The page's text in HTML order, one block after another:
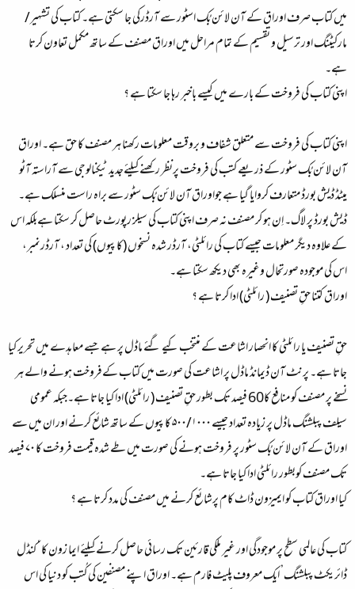
میں کتاب صرف اوراق کے آن لائن بُک اسٹور سے آرڈرکی جا سکتی ہے۔ کتاب کی تشہیر/
مارکیٹنگ اور ترسیل و تقسیم کے تمام مراحل میں اوراق مصنف کے ساتھ مکمل تعاون کرتا
ہے۔
اپنی کتاب کی فروخت کے بارے میں کیسے باخبر رہا جا سکتا ہے ؟
اپنی کتاب کی فروخت سے متعلق شفاف و بروقت معلومات رکھنا ہر مصنف کا حق ہے۔ اوراق
آن لائن بُک سٹور کے ذریعے کتب کی فروخت پرنظر رکھنے کیلئےجدید ٹیکنالوجی سے آراستہ آٹو
میٹڈ ڈیش بورڈ متعارف کروایا گیا ہے جواوراق آن لائن بُک سٹور سے براہ راست منسلک ہے۔
ڈیش بورڈ پر لاگ۔ اِن ہو کر مصنف نہ صرف اپنی کتاب کی سیلز رپورٹ حاصل کر سکتا ہےبلکہ اس
کے علاوہ دیگر معلومات جیسے کتاب کی رائلٹی، آرڈر شدہ نسخوں (کاپیوں) کی تعداد ، آرڈرنمبر،
اس کی موجودہ صورتحال وغیرہ بھی دیکھ سکتا ہے۔
اوراق کتنا حقِ تصنیف ( رائلٹی) ادا کرتا ہے ؟
حقِ تصنیف یا رائلٹی کا انحصار اشاعت کے منتخب کیے گئے ماڈل پر ہے جسے معاہدے میں تحریر کیا
جاتا ہے۔ پرنٹ آن ڈیمانڈ ماڈل پر اشاعت کی صورت میں کتاب کےفروخت ہونے والے ہر
نسخے پر مصنف کو منافع کا60 فیصد تک بطور حقِ تصنیف ( رائلٹی) ادا کیا جاتا ہے۔جبکہ عمومی
سیلف پبلشنگ ماڈل پر زیادہ تعداد جیسے ۵۰۰/۱۰۰۰ کاپیوں کے ساتھ شائع کرنے اور ان میں سے
اوراق کے آن لائن بُک سٹور پر فروخت ہونے کی صورت میں طے شدہ قیمت فروخت کا ۷۰ فیصد
تک مصنف کوبطور رائلٹی ادا کیا جاتا ہے۔
کیا اوراق کتاب کو ایمیزون ڈاٹ کام پرشا ئع کرنے میں مصنف کی مدد کرتا ہے ؟
کتاب کی عالمی سطح پر موجودگی اور غیر ملکی قارئین تک رسائی حاصل کرنے کیلئے ایما زون کا ‘ کنڈل
ڈائریکٹ پبلشنگ’ ایک معروف پلیٹ فارم ہے۔ اوراق اپنے مصنفین کی کُتب کو دنیا کی اس